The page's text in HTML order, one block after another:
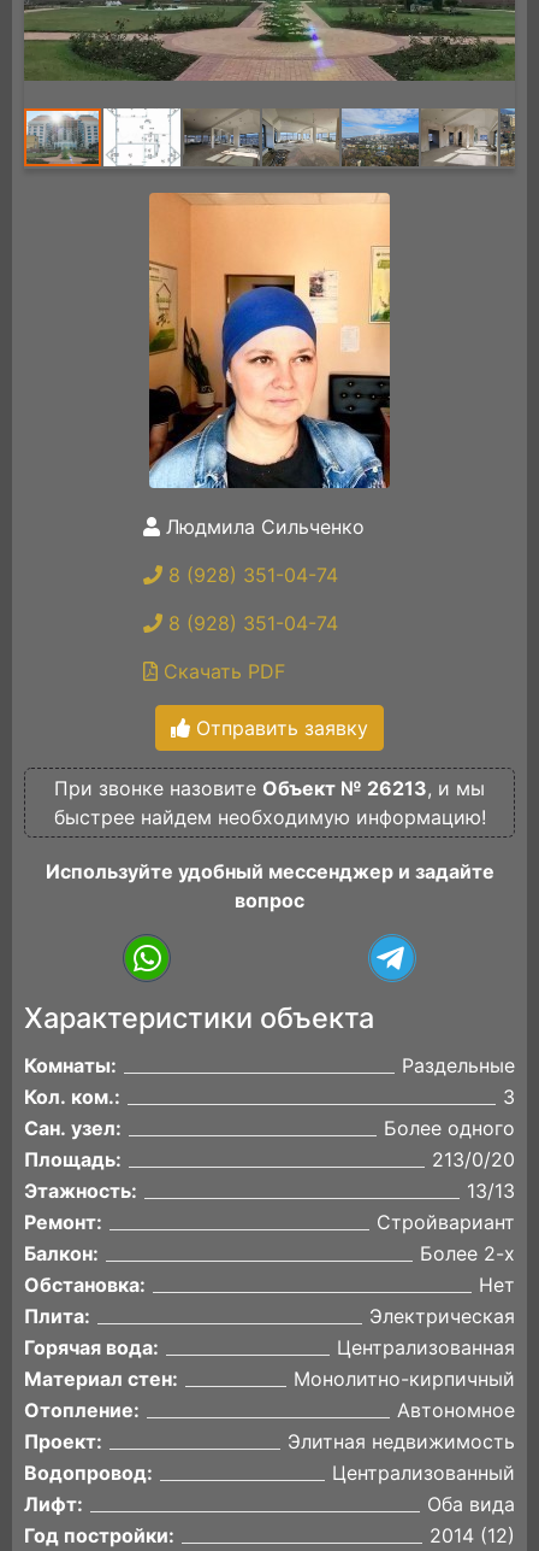
Людмила Сильченко
8 (928) 351-04-74
8 (928) 351-04-74
Скачать PDF
Отправить заявку
При звонке назовите Объект № 26213, и мы
быстрее найдем необходимую информацию!
Используйте удобный мессенджер и задайте
вопрос
Характеристики объекта
Комнаты:
Раздельные
Кол. ком.:
3
Сан. узел:
Более одного
Площадь:
213/0/20
Этажность:
13/13
Ремонт:
Стройвариант
Балкон:
Более 2-х
Обстановка:
Нет
Плита:
Электрическая
Горячая вода:
Централизованная
Материал стен:
Монолитно-кирпичный
Отопление:
Автономное
Проект:
Элитная недвижимость
Водопровод:
Централизованный
Лифт:
Оба вида
Год постройки:
2014 (12)